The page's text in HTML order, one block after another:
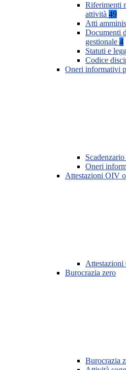
Riferimenti
attività 49
Atti
Documenti
gestionale 4
Statuti e
Codice
Oneri informativi
Oneri
Attestazioni OIV
Attestazioni
Burocrazia zero
Burocrazia